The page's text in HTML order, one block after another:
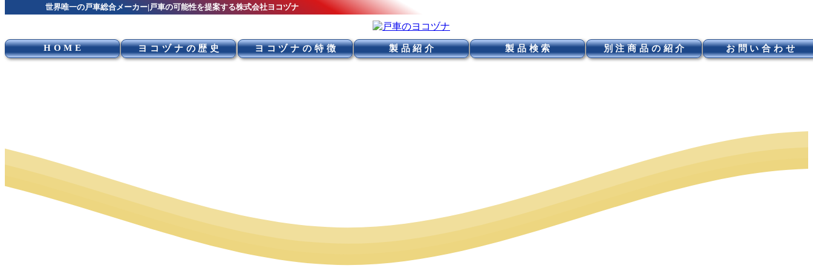
世界唯一の戸車総合メーカー|戸車の可能性を提案する株式会社ヨコヅナ
HOME ヨコヅナの歴史 ヨコヅナの特徴 製品紹介 製品検索 別注商品の紹介 お問い合わせ